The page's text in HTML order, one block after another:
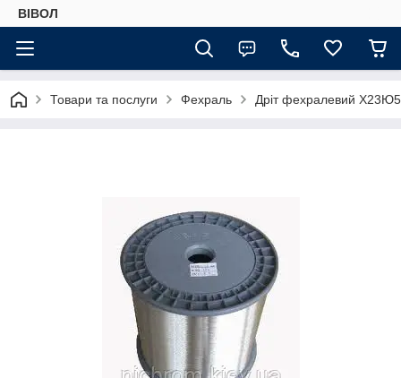
ВІВОЛ
Товари та послуги Фехраль Дріт фехралевий